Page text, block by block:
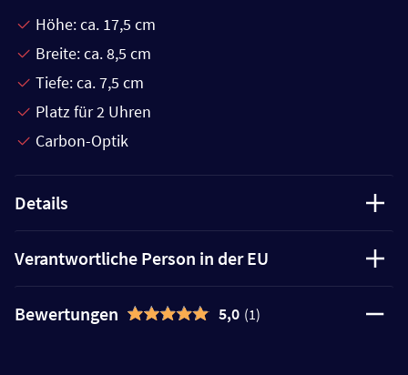
Höhe: ca. 17,5 cm
Breite: ca. 8,5 cm
Tiefe: ca. 7,5 cm
Platz für 2 Uhren
Carbon-Optik
Details
Verantwortliche Person in der EU
Bewertungen 5,0 (1)